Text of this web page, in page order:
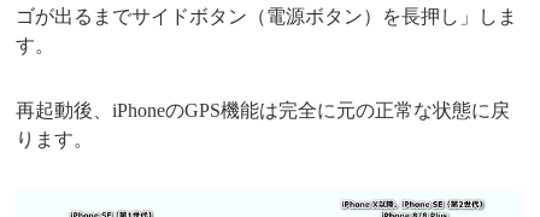
ゴが出るまでサイドボタン（電源ボタン）を長押し」しま
す。
再起動後、iPhoneのGPS機能は完全に元の正常な状態に戻
ります。